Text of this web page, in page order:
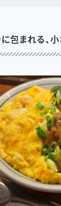
包まれる、